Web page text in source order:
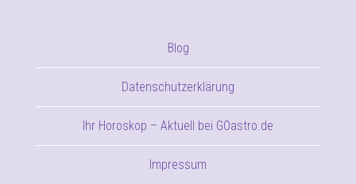
Blog
Datenschutzerklärung
Ihr Horoskop – Aktuell bei GOastro.de
Impressum